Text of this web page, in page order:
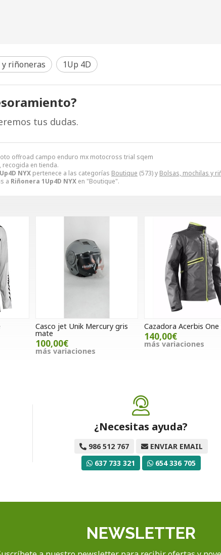
offroad campo enduro mx motocross trial sqem
recogida en tienda.
NYX pertenece a las categorías Boutique (573) y Bolsas, mochilas y
a Riñonera 1Up4D NYX en "Boutique".
y riñoneras 1Up 4D
tus dudas.
Casco jet Unik Mercury gris
mate
100,00€
más variaciones
Cazadora Acerbis
140,00€
más variaciones
¿Necesitas ayuda?
986 512 767
ENVIAR EMAIL
637 733 321
654 336 705
NEWSLETTER